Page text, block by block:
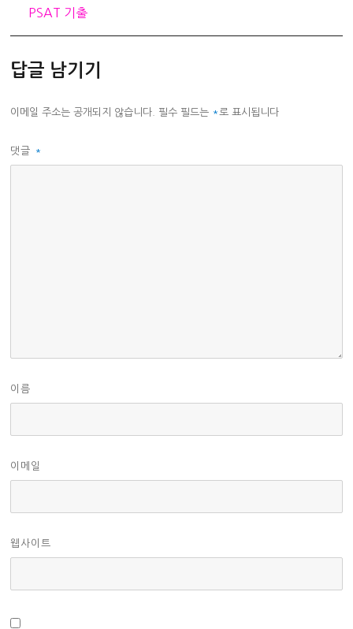
리
PSAT 기출
답글 남기기
이메일 주소는 공개되지 않습니다. 필수 필드는 * 로 표시됩니다
댓글 *
이름
이메일
웹사이트